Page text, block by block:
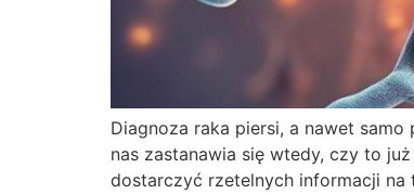
Diagnoza raka piersi, a nawet
nas zastanawia się wtedy, czy to
dostarczyć rzetelnych informacji